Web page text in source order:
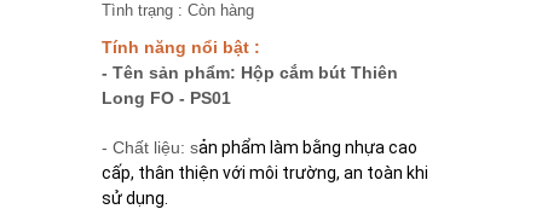
Tình trạng : Còn hàng
Tính năng nổi bật :
- Tên sản phẩm: Hộp cắm bút Thiên
Long FO - PS01
- Chất liệu: sản phẩm làm bằng nhựa cao
cấp, thân thiện với môi trường, an toàn khi
sử dụng.